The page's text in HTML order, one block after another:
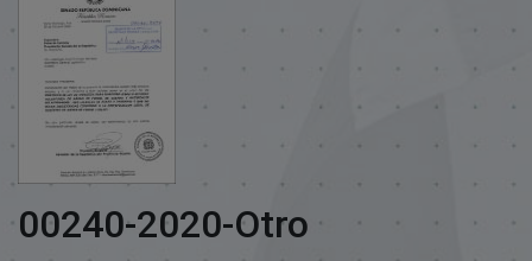
00240-2020-Otro